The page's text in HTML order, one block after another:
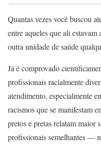
Quantas vezes você buscou
entre aqueles que ali
outra unidade de saúde
Já é comprovado
profissionais racialmente
atendimento, especialmente
racismos que se manifestam
pretos e pretas relatam maior
profissionais semelhantes —